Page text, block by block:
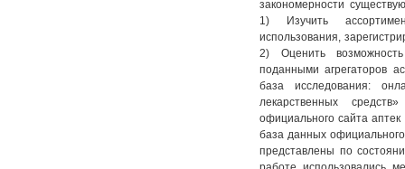
закономерности
1) Изучить
использования,
2) Оценить
поданными агрегаторов
база исследования:
лекарственных
официального сайта
база данных
представлены по